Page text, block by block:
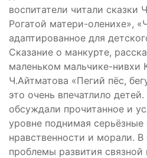
воспитатели читали сказки
Рогатой матери-оленихе»,
адаптированное для
Сказание о манкурте,
маленьком мальчике-нивхи
Ч.Айтматова «Пегий пёс,
это очень впечатлило
обсуждали прочитанное и
уровне поднимая
нравственности и морали. В
проблемы развития